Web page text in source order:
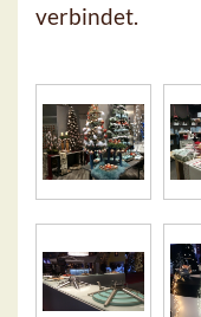
verbindet.